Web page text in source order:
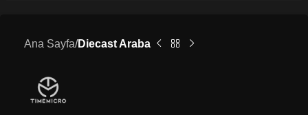
Ana Sayfa Diecast Araba